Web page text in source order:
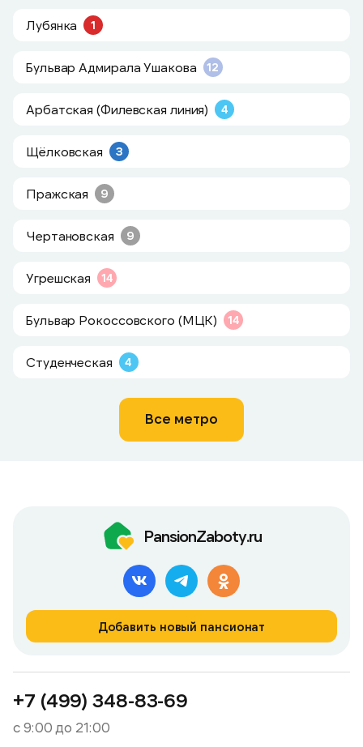
Лубянка 1
Бульвар Адмирала Ушакова 12
Арбатская (Филевская линия) 4
Щёлковская 3
Пражская 9
Чертановская 9
Угрешская 14
Бульвар Рокоссовского (МЦК) 14
Студенческая 4
Все метро
PansionZaboty.ru
Добавить новый пансионат
+7 (499) 348-83-69
с 9:00 до 21:00